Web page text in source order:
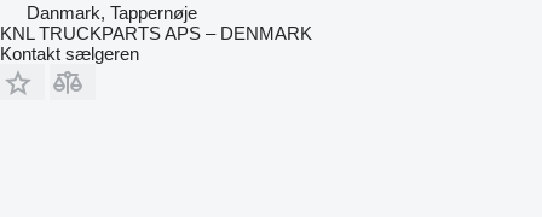
Danmark, Tappernøje
KNL TRUCKPARTS APS – DENMARK
Kontakt sælgeren